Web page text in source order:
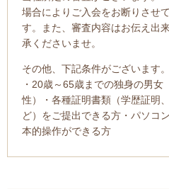
場合によりご入会をお断りさせ
す。また、審査内容はお伝え出
承くださいませ。
その他、下記条件がございます。
・20歳～65歳までの独身の男
性）・各種証明書類（学歴証明
ど）をご提出できる方・パソコ
本的操作ができる方